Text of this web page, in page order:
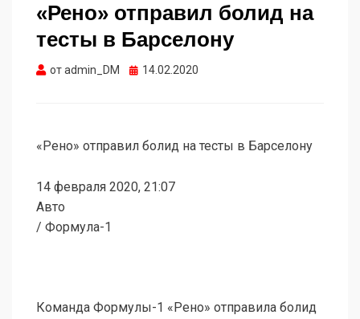
«Рено» отправил болид на
тесты в Барселону
отadmin_DM Опубликовано
14.02.2020
«Рено» отправил болид на тесты в Барселону
14 февраля 2020, 21:07
Авто
/ Формула-1
Команда Формулы-1 «Рено» отправила болид